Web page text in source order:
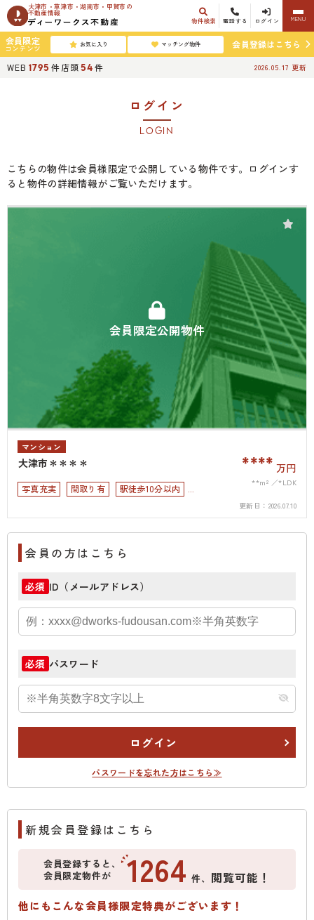
大津市・草津市・湖南市・甲賀市の
不動産情報
物件検索 電話する ログイン MENU
会員限定
コンテンツ お気に入り マッチング物件
会員登録はこちら
WEB 1795 件店頭54 件 2026.05.17 更新
ログイン
LOGIN
こちらの物件は会員様限定で公開している物件です。ログインす
ると物件の詳細情報がご覧いただけます。
会員限定公開物件
マンション
大津市＊＊＊＊ **** 万円
**m² *LDK
写真充実 間取り有
駅徒歩10分以内
更新日： 2026.07.10
会員の方はこちら
必須 ID（メールアドレス）
必須 パスワード
ログイン
パスワードを忘れた方はこちら≫
新規会員登録はこちら
会員登録すると、
会員限定物件が
1264 件、 閲覧可能！
他にもこんな会員様限定特典がございます！